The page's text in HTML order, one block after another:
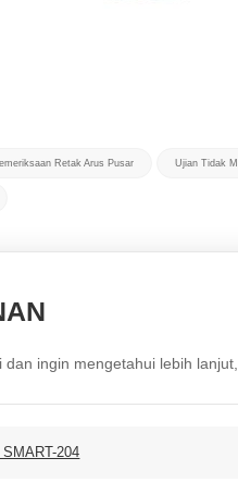
Retak Arus Pusar Ujian Tidak
ingin mengetahui lebih
204